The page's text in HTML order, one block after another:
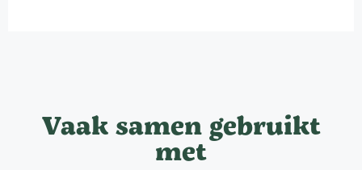
Vaak samen gebruikt
met